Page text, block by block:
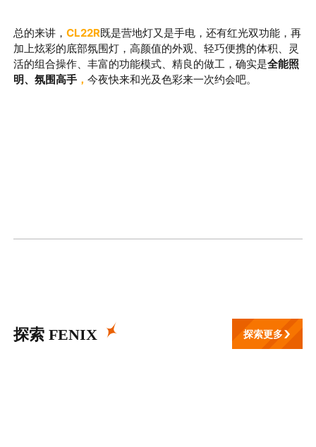
总的来讲，CL22R既是营地灯又是手电，还有红光双功能，再
加上炫彩的底部氛围灯，高颜值的外观、轻巧便携的体积、灵
活的组合操作、丰富的功能模式、精良的做工，确实是全能照
明、氛围高手 ，今夜快来和光及色彩来一次约会吧。
探索 FENIX 探索更多